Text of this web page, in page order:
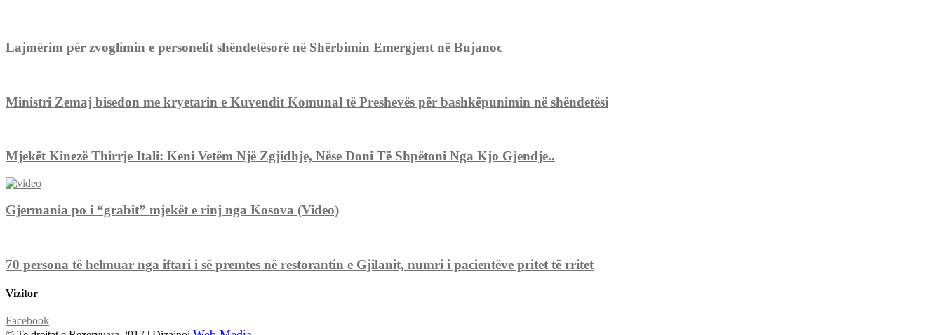
Lajmërim për zvoglimin e personelit shëndetësorë në Shërbimin Emergjent në Bujanoc
Ministri Zemaj bisedon me kryetarin e Kuvendit Komunal të Preshevës për bashkëpunimin në shëndetësi
Mjekët Kinezë Thirrje Itali: Keni Vetëm Një Zgjidhje, Nëse Doni Të Shpëtoni Nga Kjo Gjendje..
Gjermania po i “grabit” mjekët e rinj nga Kosova (Video)
70 persona të helmuar nga iftari i së premtes në restorantin e Gjilanit, numri i pacientëve pritet të rritet
Vizitor
Facebook